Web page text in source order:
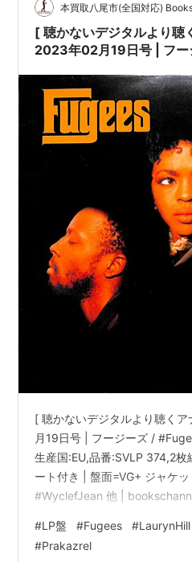
本買取八尾市(全国対応)
[ 聴かないデジタルより聴
2023年02月19日号 | フ
組］(LPレコード) | インサ
ジャケット=VG+ |
[ 聴かないデジタルより聴く
月19日号 | フージーズ /
生産国:EU,品番:SVLP 374,2
ート付き | 盤面=VG+ ジャケ
#WyclefJean 他 |
ーブ※経年汚れ有][盤面
［ジャケット=VG+:角に折れ
#LP盤 #Fugees #LaurynHill
#Prakazrel